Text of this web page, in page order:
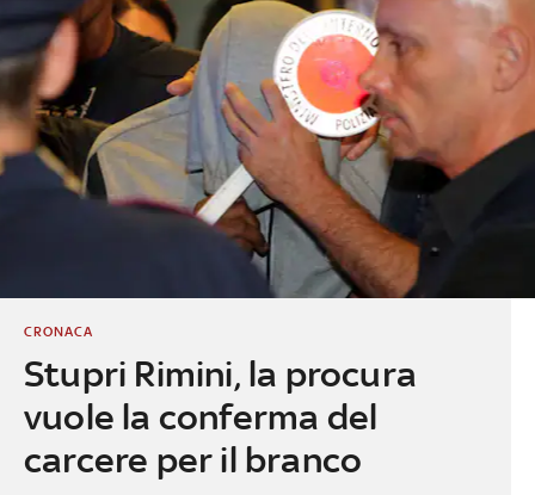
Stupri Rimini, la procura
vuole la conferma del
carcere per il branco
CRONACA